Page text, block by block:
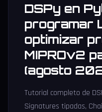
DSPy en
programar
optimizar
MIPROv2
(agosto
Tutorial completo de
Signatures tipadas,